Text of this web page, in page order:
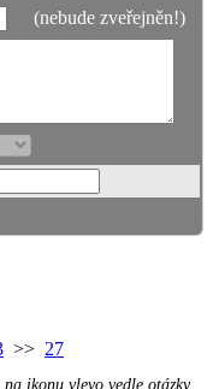
(nebude zveřejněn!)
>> 27
ikonu vlevo vedle otázky.